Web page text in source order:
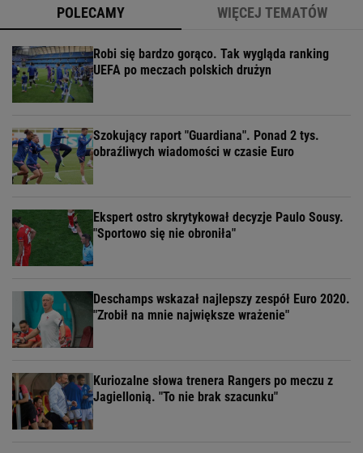
POLECAMY WIĘCEJ TEMATÓW
Robi się bardzo gorąco. Tak wygląda ranking
UEFA po meczach polskich drużyn
Szokujący raport "Guardiana". Ponad 2 tys.
obraźliwych wiadomości w czasie Euro
Ekspert ostro skrytykował decyzje Paulo Sousy.
"Sportowo się nie obroniła"
Deschamps wskazał najlepszy zespół Euro 2020.
"Zrobił na mnie największe wrażenie"
Kuriozalne słowa trenera Rangers po meczu z
Jagiellonią. "To nie brak szacunku"